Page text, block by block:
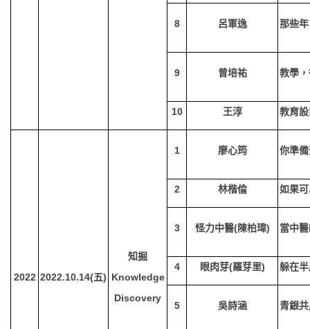
8 呂軍逸 那些
9 曾培祐 教學
10 王淳 教育
2022 2022.10.14(五)
知掘
Knowledge
Discovery
1 廖心筠 你準
2 林楷倫 如果
3 怪力中醫(陳柏瑋) 當中
4 眼肉芽(羅芽里) 躲在
5 吳詩涵 青銀